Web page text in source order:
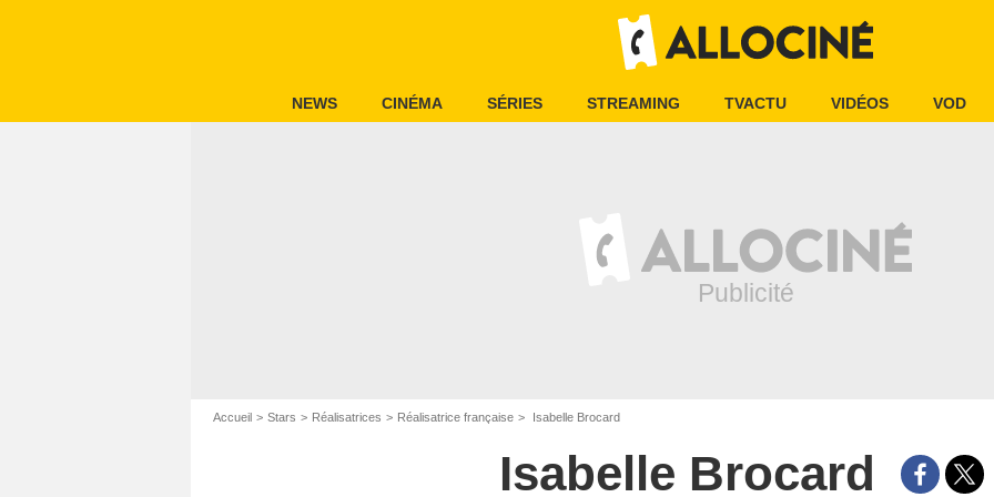
NEWS CINÉMA SÉRIES STREAMING TVACTU VIDÉOS VOD
Accueil Stars Réalisatrices Réalisatrice française Isabelle Brocard
Isabelle Brocard